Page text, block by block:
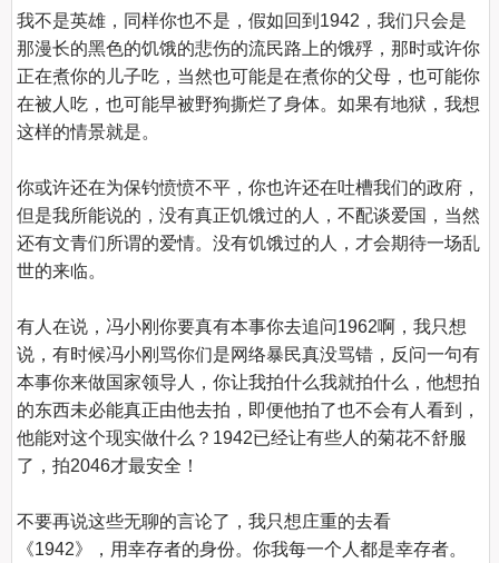
我不是英雄，同样你也不是，假如回到1942，我们只会是
那漫长的黑色的饥饿的悲伤的流民路上的饿殍，那时或许你
正在煮你的儿子吃，当然也可能是在煮你的父母，也可能你
在被人吃，也可能早被野狗撕烂了身体。如果有地狱，我想
这样的情景就是。
你或许还在为保钓愤愤不平，你也许还在吐槽我们的政府，
但是我所能说的，没有真正饥饿过的人，不配谈爱国，当然
还有文青们所谓的爱情。没有饥饿过的人，才会期待一场乱
世的来临。
有人在说，冯小刚你要真有本事你去追问1962啊，我只想
说，有时候冯小刚骂你们是网络暴民真没骂错，反问一句有
本事你来做国家领导人，你让我拍什么我就拍什么，他想拍
的东西未必能真正由他去拍，即便他拍了也不会有人看到，
他能对这个现实做什么？1942已经让有些人的菊花不舒服
了，拍2046才最安全！
不要再说这些无聊的言论了，我只想庄重的去看
《1942》，用幸存者的身份。你我每一个人都是幸存者。